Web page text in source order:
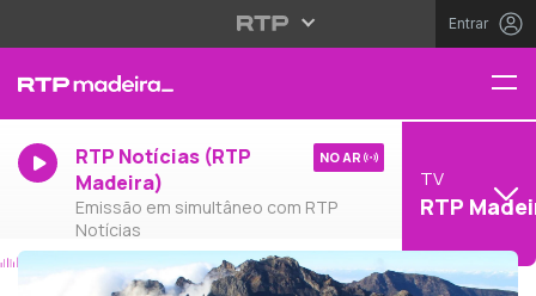
Entrar
RTP Notícias (RTP
Madeira)
Emissão em simultâneo com RTP
Notícias
NO AR
TV
RTP